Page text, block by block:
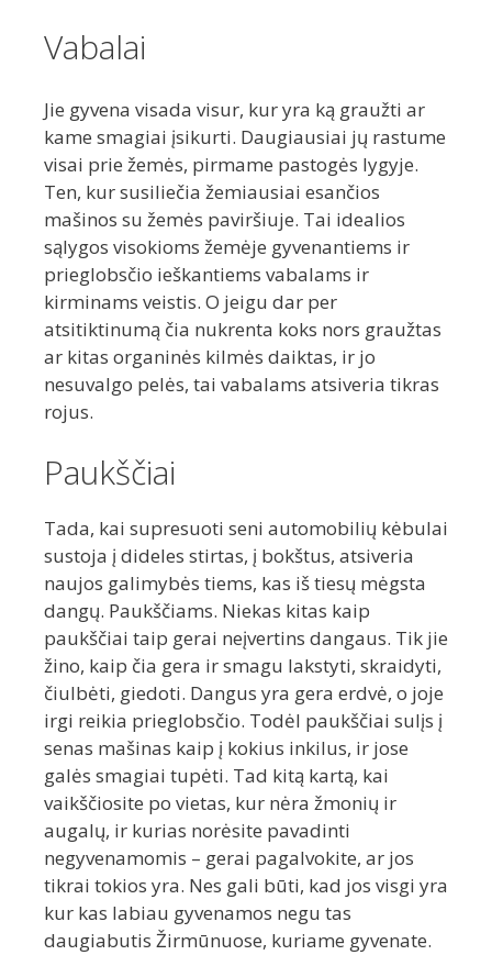
Vabalai
Jie gyvena visada visur, kur yra ką graužti ar
kame smagiai įsikurti. Daugiausiai jų rastume
visai prie žemės, pirmame pastogės lygyje.
Ten, kur susiliečia žemiausiai esančios
mašinos su žemės paviršiuje. Tai idealios
sąlygos visokioms žemėje gyvenantiems ir
prieglobsčio ieškantiems vabalams ir
kirminams veistis. O jeigu dar per
atsitiktinumą čia nukrenta koks nors graužtas
ar kitas organinės kilmės daiktas, ir jo
nesuvalgo pelės, tai vabalams atsiveria tikras
rojus.
Paukščiai
Tada, kai supresuoti seni automobilių kėbulai
sustoja į dideles stirtas, į bokštus, atsiveria
naujos galimybės tiems, kas iš tiesų mėgsta
dangų. Paukščiams. Niekas kitas kaip
paukščiai taip gerai neįvertins dangaus. Tik jie
žino, kaip čia gera ir smagu lakstyti, skraidyti,
čiulbėti, giedoti. Dangus yra gera erdvė, o joje
irgi reikia prieglobsčio. Todėl paukščiai sulįs į
senas mašinas kaip į kokius inkilus, ir jose
galės smagiai tupėti. Tad kitą kartą, kai
vaikščiosite po vietas, kur nėra žmonių ir
augalų, ir kurias norėsite pavadinti
negyvenamomis – gerai pagalvokite, ar jos
tikrai tokios yra. Nes gali būti, kad jos visgi yra
kur kas labiau gyvenamos negu tas
daugiabutis Žirmūnuose, kuriame gyvenate.